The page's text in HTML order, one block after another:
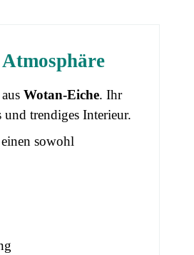
aus Wotan-Eiche. Ihr
trendiges Interieur.
sowohl